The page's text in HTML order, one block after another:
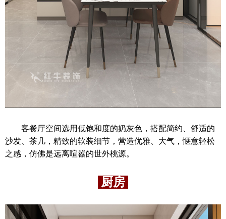
客餐厅空间选用低饱和度的奶灰色，搭配简约、舒适的
沙发、茶几，精致的软装细节，营造优雅、大气，惬意轻松
之感，仿佛是远离喧嚣的世外桃源。
厨房